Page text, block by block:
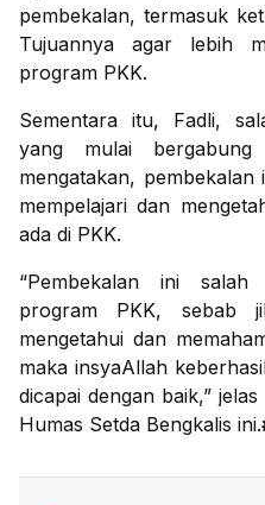
pembekalan, termasuk
Tujuannya agar lebih
program PKK.
Sementara itu, Fadli,
yang mulai
mengatakan,
mempelajari dan
ada di PKK.
“Pembekalan ini
program PKK, sebab
mengetahui dan
maka insyaAllah
dicapai dengan baik,”
Humas Setda Bengkalis ini.